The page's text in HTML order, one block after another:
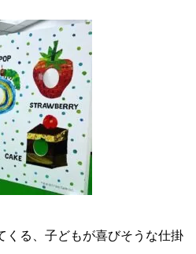
くる、子どもが喜びそうな仕掛